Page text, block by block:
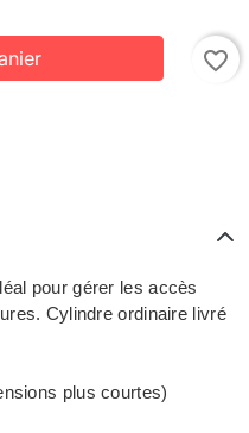
favorite_border
pour gérer les accès
Cylindre ordinaire livré
plus courtes)